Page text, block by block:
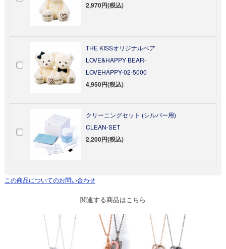
2,970円(税込)
THE KISSオリジナルベア
LOVE&HAPPY BEAR-
LOVEHAPPY-02-5000
4,950円(税込)
クリーニングセット (シルバー用)
CLEAN-SET
2,200円(税込)
この商品についてのお問い合わせ
関連する商品はこちら